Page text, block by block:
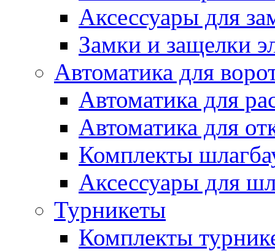
Аксессуары для
Замки и защелки
Автоматика для
Автоматика для
Автоматика для
Комплекты
Аксессуары для
Турникеты
Комплекты